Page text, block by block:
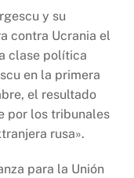
y su
contra Ucrania el
clase política
en la primera
el resultado
por los tribunales
rusa».
para la Unión